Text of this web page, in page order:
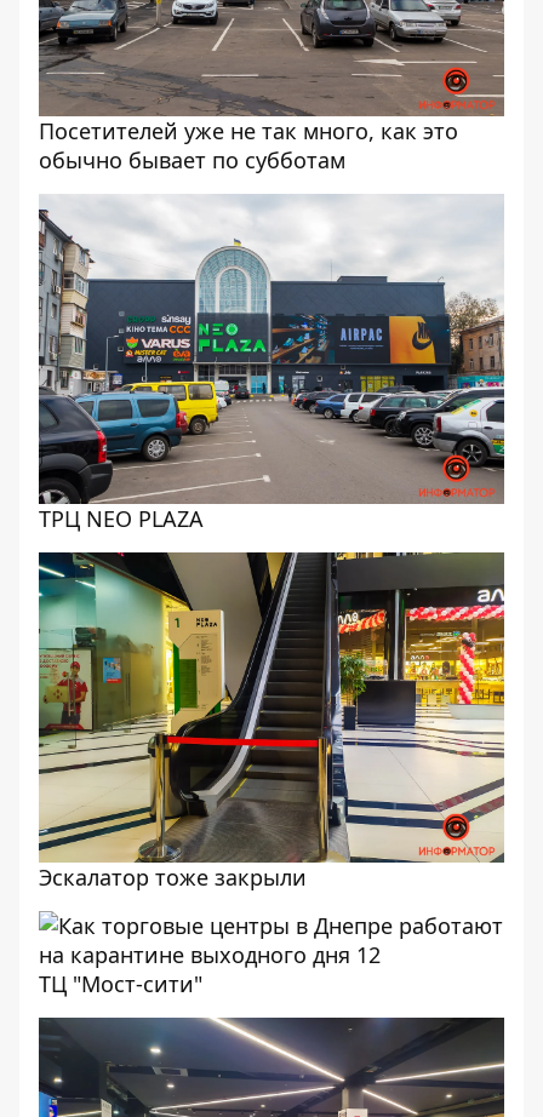
Посетителей уже не так много, как это
обычно бывает по субботам
ТРЦ NEO PLAZA
Эскалатор тоже закрыли
ТЦ "Мост-сити"